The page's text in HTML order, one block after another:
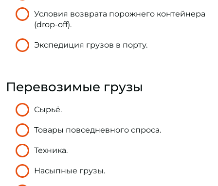
Условия возврата порожнего контейнера
(drop-off).
Экспедиция грузов в порту.
Перевозимые грузы
Сырьё.
Товары повседневного спроса.
Техника.
Насыпные грузы.